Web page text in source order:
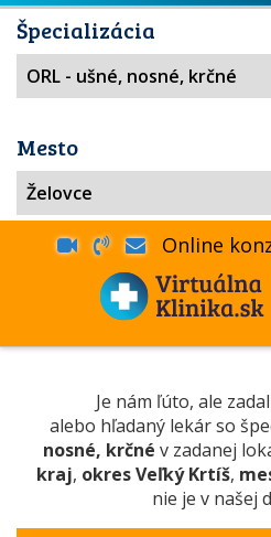
Špecializácia
Mesto
Online
Je nám ľúto, ale
alebo hľadaný lekár so
nosné, krčné v zadanej
kraj, okres Veľký Krtíš,
nie je v našej